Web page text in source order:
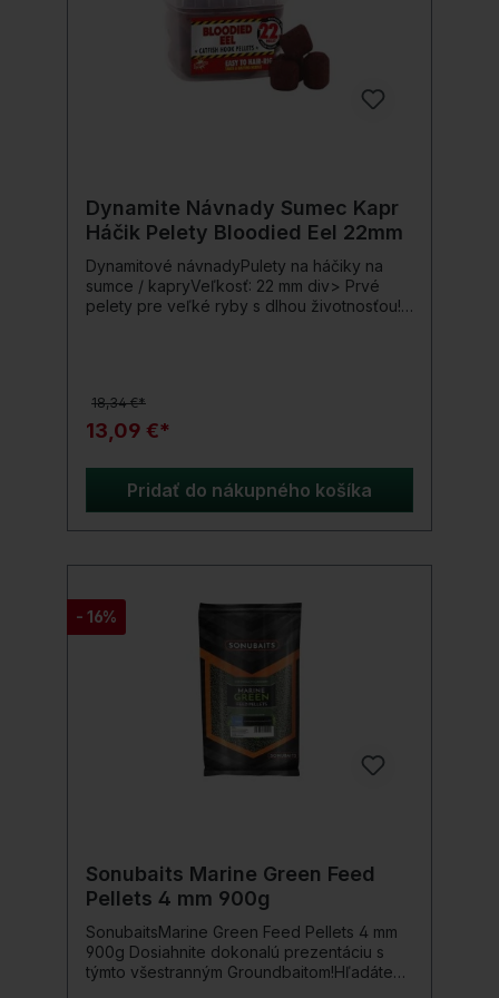
Dynamite Návnady Sumec Kapr
Háčik Pelety Bloodied Eel 22mm
Dynamitové návnadyPulety na háčiky na
sumce / kapryVeľkosť: 22 mm div> Prvé
pelety pre veľké ryby s dlhou životnosťou!<
môžu byť trochu mäkké kvôli ich ich
konzistencia sa dá navnadiť na vlasbez
predvŕtania. Napriek tomu majú veľkú
odolnosť voči vode a sú dostatočne tvrdé
na to, aby odolali nepríjemným útokom
bielych rýb. Sotva tomu uveriť, ale pravda.
Sami sme si to vyskúšali. Tieto kladivové
rozpúšťania. A to je... a teraz sa posaďte
produkte: Veľkosť: 22 mmOdroda: Bloodied
Úhor
18,34 €*
13,09 €*
Pridať do nákupného košíka
- 16%
Sonubaits Marine Green Feed
Pellets 4 mm 900g
SonubaitsMarine Green Feed Pellets 4 mm
900g Dosiahnite dokonalú prezentáciu s
týmto všestranným Groundbaitom!Hľadáte